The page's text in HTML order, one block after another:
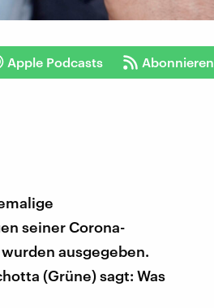
Apple Podcasts Abonnieren
seiner Corona-
ausgegeben.
(Grüne) sagt: Was